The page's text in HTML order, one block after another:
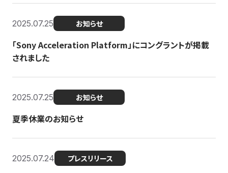
2025.07.25 お知らせ
「Sony Acceleration Platform」にコングラントが掲載
されました
2025.07.25 お知らせ
夏季休業のお知らせ
2025.07.24 プレスリリース